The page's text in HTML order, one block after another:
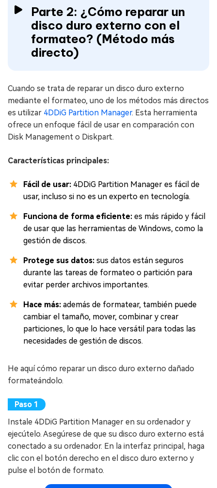
Parte 2: ¿Cómo reparar un
disco duro externo con el
formateo? (Método más
directo)
Cuando se trata de reparar un disco duro externo
mediante el formateo, uno de los métodos más directos
es utilizar 4DDiG Partition Manager. Esta herramienta
ofrece un enfoque fácil de usar en comparación con
Disk Management o Diskpart.
Características principales:
Fácil de usar: 4DDiG Partition Manager es fácil de
usar, incluso si no es un experto en tecnología.
Funciona de forma eficiente: es más rápido y fácil
de usar que las herramientas de Windows, como la
gestión de discos.
Protege sus datos: sus datos están seguros
durante las tareas de formateo o partición para
evitar perder archivos importantes.
Hace más: además de formatear, también puede
cambiar el tamaño, mover, combinar y crear
particiones, lo que lo hace versátil para todas las
necesidades de gestión de discos.
He aquí cómo reparar un disco duro externo dañado
formateándolo.
Instale 4DDiG Partition Manager en su ordenador y
ejecútelo. Asegúrese de que su disco duro externo está
conectado a su ordenador. En la interfaz principal, haga
clic con el botón derecho en el disco duro externo y
pulse el botón de formato.